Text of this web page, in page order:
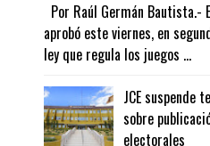
Por Raúl Germán Bautista.-
aprobó este viernes, en
ley que regula los juegos ...
JCE suspende
sobre
electorales